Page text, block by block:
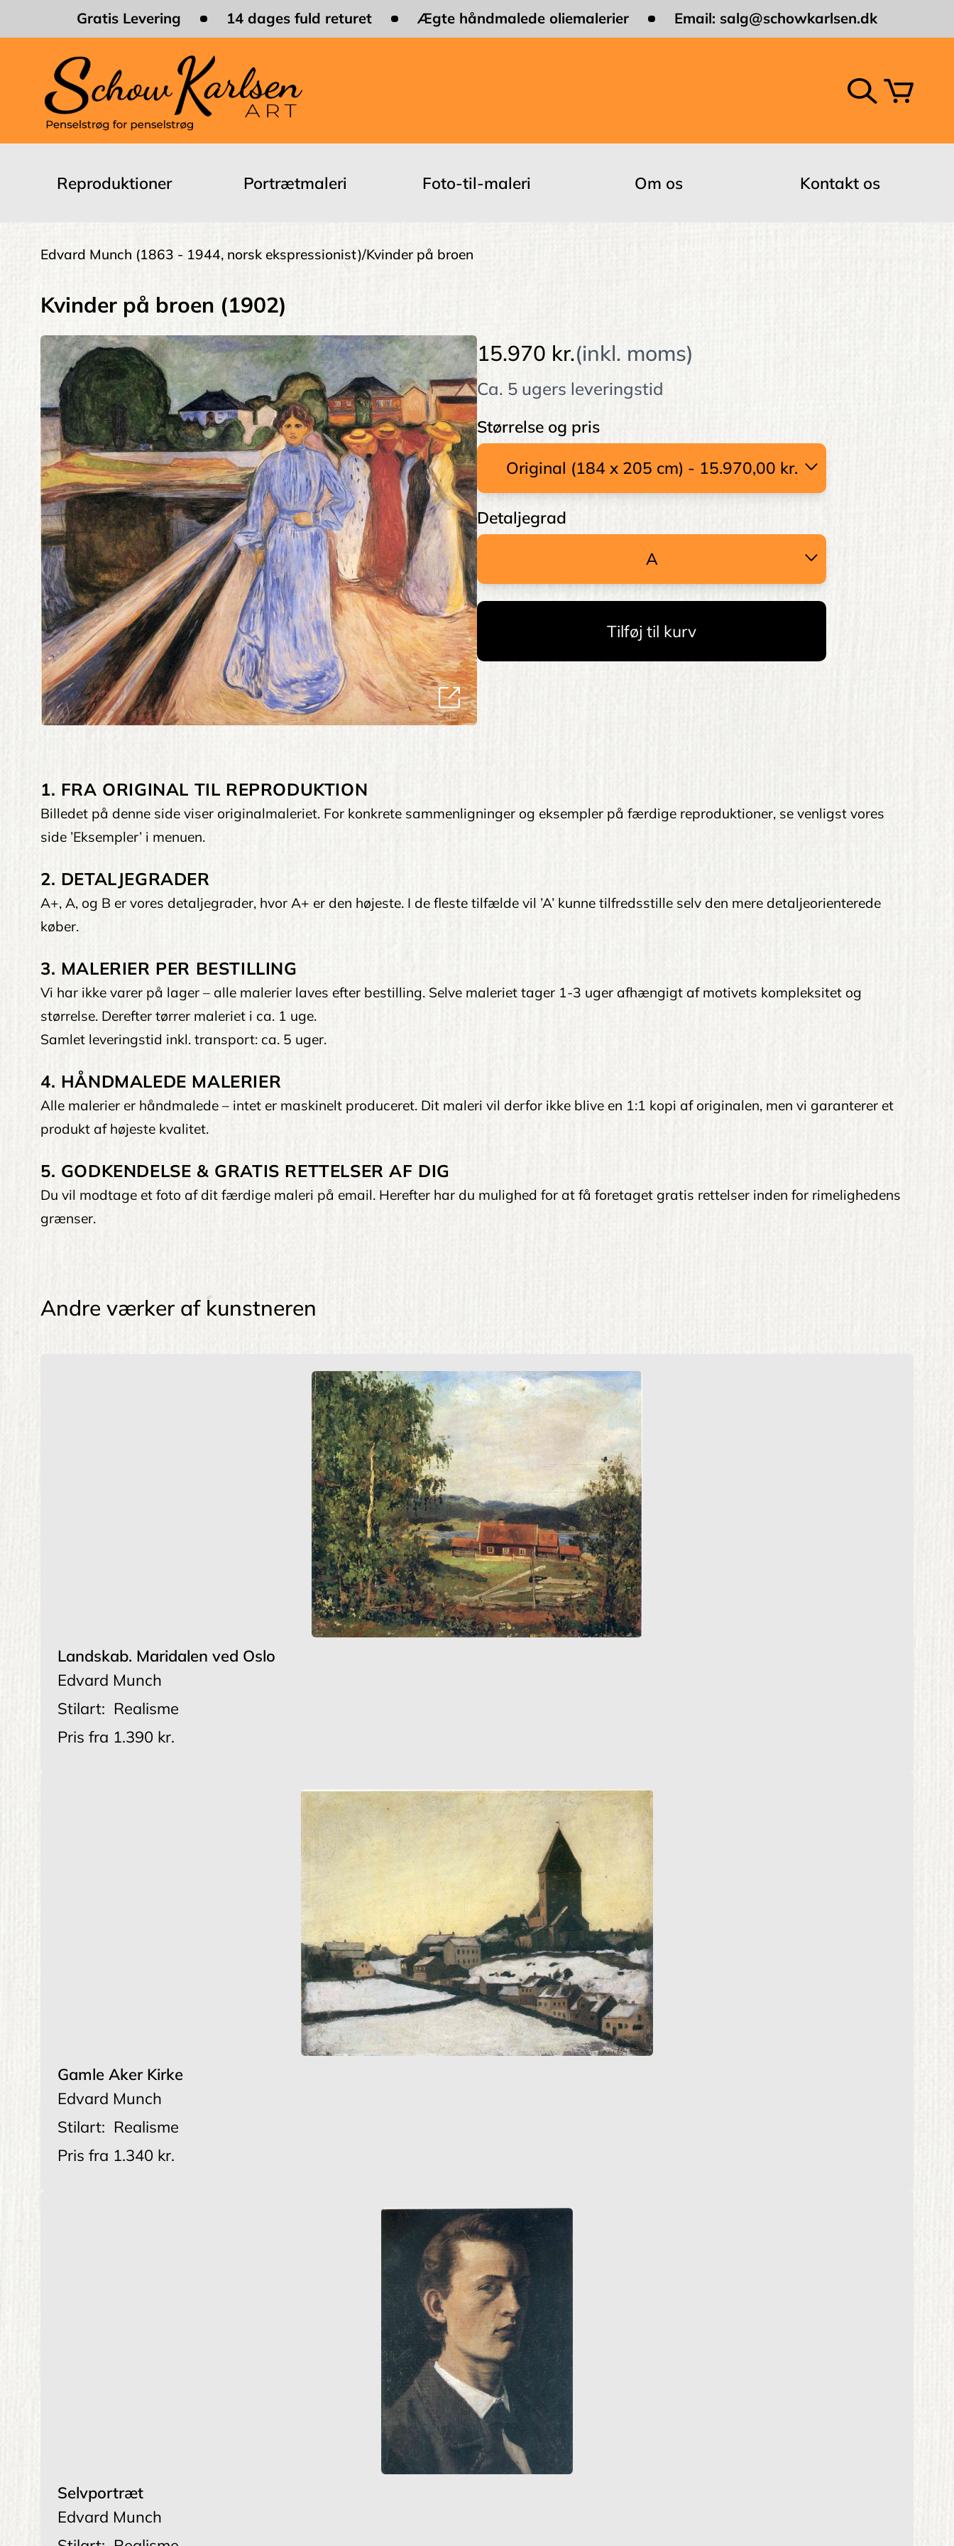
Gratis Levering 14 dages fuld returet Ægte håndmalede oliemalerier Email: salg@schowkarlsen.dk
Reproduktioner Portrætmaleri Foto-til-maleri Om os Kontakt os
Brødkrumme
Edvard Munch (1863 - 1944, norsk ekspressionist) Kvinder på broen
Kvinder på broen (1902)
15.970 kr.(inkl. moms)
Ca. 5 ugers leveringstid
Størrelse og pris
Detaljegrad
1. FRA ORIGINAL TIL REPRODUKTION
Billedet på denne side viser originalmaleriet. For konkrete sammenligninger og eksempler på færdige reproduktioner, se venligst vores
side ’Eksempler’ i menuen.
2. DETALJEGRADER
A+, A, og B er vores detaljegrader, hvor A+ er den højeste. I de fleste tilfælde vil ’A’ kunne tilfredsstille selv den mere detaljeorienterede
køber.
3. MALERIER PER BESTILLING
Vi har ikke varer på lager – alle malerier laves efter bestilling. Selve maleriet tager 1-3 uger afhængigt af motivets kompleksitet og
størrelse. Derefter tørrer maleriet i ca. 1 uge.
Samlet leveringstid inkl. transport: ca. 5 uger.
4. HÅNDMALEDE MALERIER
Alle malerier er håndmalede – intet er maskinelt produceret. Dit maleri vil derfor ikke blive en 1:1 kopi af originalen, men vi garanterer et
produkt af højeste kvalitet.
5. GODKENDELSE & GRATIS RETTELSER AF DIG
Du vil modtage et foto af dit færdige maleri på email. Herefter har du mulighed for at få foretaget gratis rettelser inden for rimelighedens
grænser.
Andre værker af kunstneren
Landskab. Maridalen ved Oslo
Edvard Munch
Stilart: Realisme
Pris fra 1.390 kr.
Gamle Aker Kirke
Edvard Munch
Stilart: Realisme
Pris fra 1.340 kr.
Selvportræt
Edvard Munch